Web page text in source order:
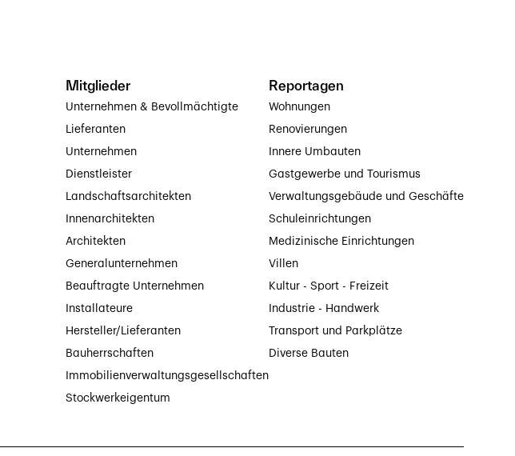
Mitglieder
Unternehmen & Bevollmächtigte
Lieferanten
Unternehmen
Dienstleister
Landschaftsarchitekten
Innenarchitekten
Architekten
Generalunternehmen
Beauftragte Unternehmen
Installateure
Hersteller/Lieferanten
Bauherrschaften
Immobilienverwaltungsgesellschaften
Stockwerkeigentum
Reportagen
Wohnungen
Renovierungen
Innere Umbauten
Gastgewerbe und Tourismus
Verwaltungsgebäude und Geschäfte
Schuleinrichtungen
Medizinische Einrichtungen
Villen
Kultur - Sport - Freizeit
Industrie - Handwerk
Transport und Parkplätze
Diverse Bauten